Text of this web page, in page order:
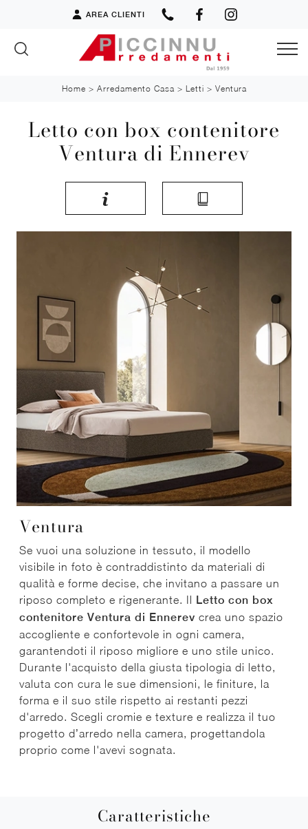
AREA CLIENTI
Home > Arredamento Casa > Letti > Ventura
Letto con box contenitore
Ventura di Ennerev
Ventura
Se vuoi una soluzione in tessuto, il modello
visibile in foto è contraddistinto da materiali di
qualità e forme decise, che invitano a passare un
riposo completo e rigenerante. Il
Letto con box
contenitore Ventura di Ennerev crea uno spazio
accogliente e confortevole in ogni camera,
garantendoti il riposo migliore e uno stile unico.
Durante l'acquisto della giusta tipologia di letto,
valuta con cura le sue dimensioni, le finiture, la
forma e il suo stile rispetto ai restanti pezzi
d'arredo. Scegli cromie e texture e realizza il tuo
progetto d’arredo nella camera, progettandola
proprio come l'avevi sognata.
Caratteristiche